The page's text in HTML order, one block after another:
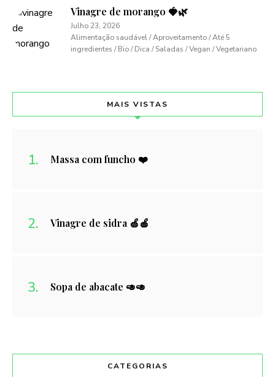
Vinagre de morango 🍓🌿
Julho 23, 2026
Alimentação saudável / Aproveitamento / Até 5
ingredientes / Bio / Dica / Saladas / Vegan / Vegetariano
MAIS VISTAS
Massa com funcho ❤️
Vinagre de sidra 🍏🍎
Sopa de abacate 🥑🥑
CATEGORIAS